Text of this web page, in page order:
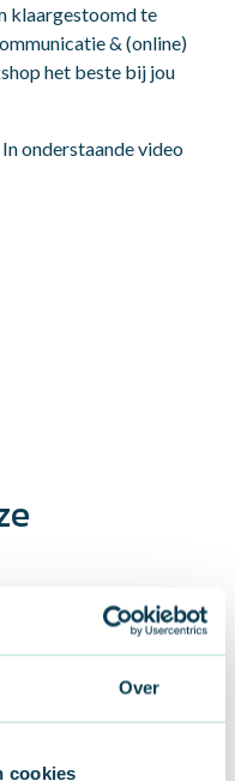
Over
cookies
klaargestoomd te
& (online)
het beste bij jou
onderstaande video
om inspiratie en kennis
Ook onze
Fabian du Puy (Reham